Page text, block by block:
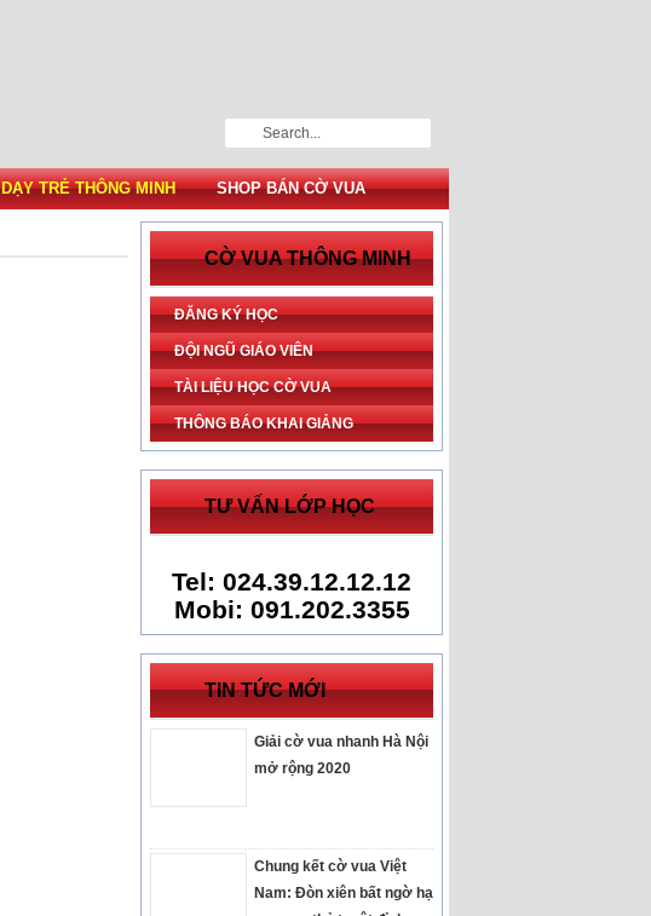
DẠY TRẺ THÔNG MINH SHOP BÁN CỜ VUA
CỜ VUA THÔNG MINH
ĐĂNG KÝ HỌC
ĐỘI NGŨ GIÁO VIÊN
TÀI LIỆU HỌC CỜ VUA
THÔNG BÁO KHAI GIẢNG
TƯ VẤN LỚP HỌC
Tel: 024.39.12.12.12
Mobi: 091.202.3355
TIN TỨC MỚI
Giải cờ vua nhanh Hà Nội
mở rộng 2020
Chung kết cờ vua Việt
Nam: Đòn xiên bất ngờ hạ